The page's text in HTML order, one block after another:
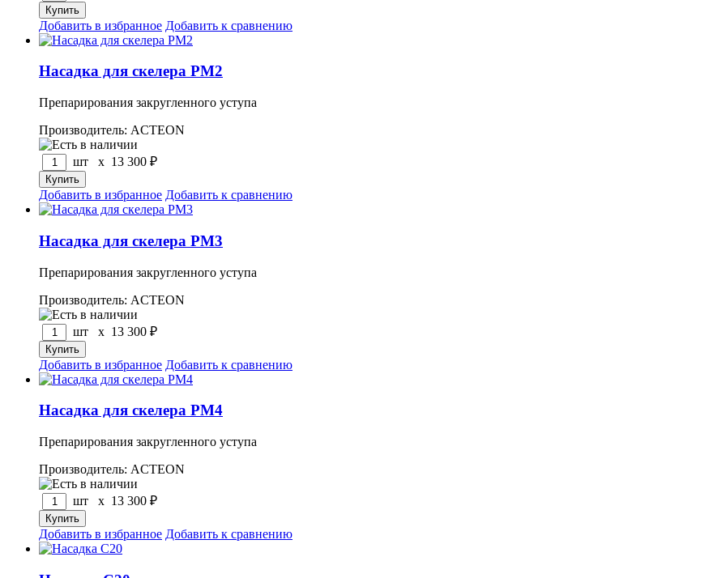
Добавить в избранное Добавить к сравнению
Насадка для скелера PM2
Препарирования закругленного уступа
Производитель: ACTEON
шт x 13 300 ₽
Добавить в избранное Добавить к сравнению
Насадка для скелера PM3
Препарирования закругленного уступа
Производитель: ACTEON
шт x 13 300 ₽
Добавить в избранное Добавить к сравнению
Насадка для скелера PM4
Препарирования закругленного уступа
Производитель: ACTEON
шт x 13 300 ₽
Добавить в избранное Добавить к сравнению